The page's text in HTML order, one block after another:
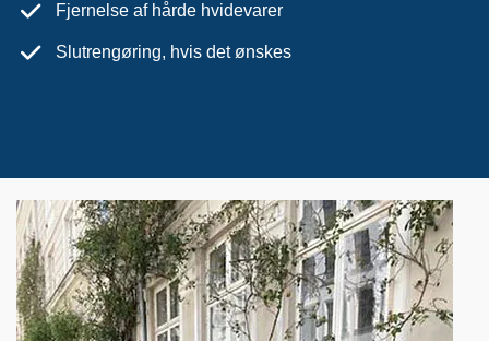
Fjernelse af hårde hvidevarer
Slutrengøring, hvis det ønskes